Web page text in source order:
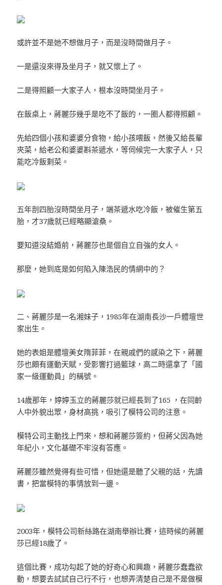
或許並不是她不想做月子，而是沒時間做月子。
一是還沒來得及坐月子，就又懷上了。
二是得照顧一大家子人，根本沒時間坐月子。
在飯桌上，蔣麗莎幾乎是吃不了飯的，一圈人都得照顧。
先給四個小孩和婆婆分食物，給小孩喂飯，然後又給長輩
夾菜，給老公和婆婆斟茶遞水，等伺候完一大家子人，只
能吃冷飯剩菜。
五年剖四胎沒時間坐月子，端茶遞水吃冷飯，被催生第五
胎，才37歲就已經略顯滄桑。
要知道沒結婚前，蔣麗莎也是個自立自強的女人。
那麼，她到底是如何陷入陳浩民的情網中的？
二、蔣麗莎是一名湘妹子，1985年在湖南長沙一戶體壇世
家出生。
她的表姐是體壇美女隋菲菲，在親戚們的感染之下，蔣麗
莎也頗有運動天賦，受影響打過籃球，高二時還拿了「國
家一級運動員」的稱號。
14歲那年，婷婷玉立的蔣麗莎就已經長到了165 ，在同齡
人中外貌出眾，身材高挑，吸引了模特公司的注意。
模特公司主動找上門來，想和蔣麗莎簽約，但蔣父因為她
年紀小，文化基礎不牢沒有答應。
蔣麗莎雖然覺得有些可惜，但她還是聽了父親的話，先讀
書，把當模特的事情放到一邊。
2003年，模特公司新絲路在湖南舉辦比賽，這時候的蔣麗
莎已經18歲了。
這個比賽，成功勾起了她的好奇心和興趣，蔣麗莎蠢蠢欲
動，想要去試試自己行不行，也想弄清楚自己是不是做模